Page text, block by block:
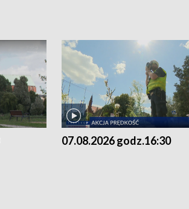
07.08.2026 godz.16:30